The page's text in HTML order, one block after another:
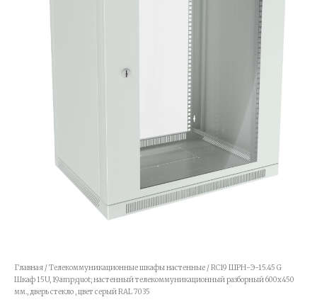
Главная /Телекоммуникационные шкафы настенные / RC19 ШРН-Э-15.45 G
Шкаф 15U, 19amp;quot; настенный телекоммуникационный разборный 600х450
мм., дверь стекло , цвет серый RAL 7035